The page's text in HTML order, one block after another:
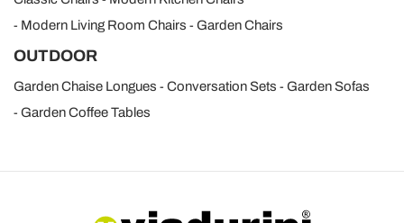
Modern Living Room Chairs
Garden Chairs
OUTDOOR
Garden Chaise Longues Conversation Sets
Garden Sofas
Garden Coffee Tables